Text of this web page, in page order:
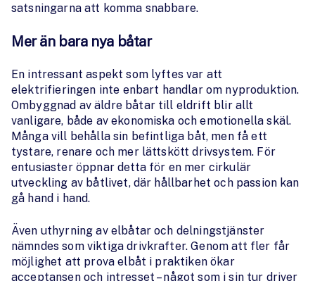
satsningarna att komma snabbare.
Mer än bara nya båtar
En intressant aspekt som lyftes var att
elektrifieringen inte enbart handlar om nyproduktion.
Ombyggnad av äldre båtar till eldrift blir allt
vanligare, både av ekonomiska och emotionella skäl.
Många vill behålla sin befintliga båt, men få ett
tystare, renare och mer lättskött drivsystem. För
entusiaster öppnar detta för en mer cirkulär
utveckling av båtlivet, där hållbarhet och passion kan
gå hand i hand.
Även uthyrning av elbåtar och delningstjänster
nämndes som viktiga drivkrafter. Genom att fler får
möjlighet att prova elbåt i praktiken ökar
acceptansen och intresset – något som i sin tur driver